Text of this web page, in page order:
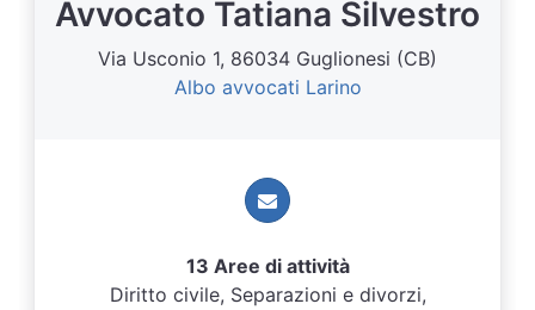
Avvocato Tatiana Silvestro
Via Usconio 1, 86034 Guglionesi (CB)
Albo avvocati Larino
13 Aree di attività
Diritto civile, Separazioni e divorzi,